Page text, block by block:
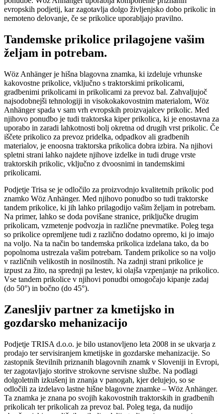
evropskih podjetij, kar zagotavlja dolgo življenjsko dobo prikolic in
nemoteno delovanje, če se prikolice uporabljajo pravilno.
Tandemske prikolice prilagojene vašim
željam in potrebam.
Wöz Anhänger je hišna blagovna znamka, ki izdeluje vrhunske
kakovostne prikolice, vključno s traktorskimi prikolicami,
gradbenimi prikolicami in prikolicami za prevoz bal. Zahvaljujoč
najsodobnejši tehnologiji in visokokakovostnim materialom, Wöz
Anhänger spada v sam vrh evropskih proizvajalcev prikolic. Med
njihovo ponudbo je tudi traktorska kiper prikolica, ki je enostavna za
uporabo in zaradi lahkotnosti bolj okretna od drugih vrst prikolic. Če
iščete prikolico za prevoz pridelka, odpadkov ali gradbenih
materialov, je enoosna traktorska prikolica dobra izbira. Na njihovi
spletni strani lahko najdete njihove izdelke in tudi druge vrste
traktorskih prikolic, vključno z dvoosnimi in tandemskimi
prikolicami.
Podjetje Trisa se je odločilo za proizvodnjo kvalitetnih prikolic pod
znamko Wöz Anhänger. Med njihovo ponudbo so tudi traktorske
tandem prikolice, ki jih lahko prilagodijo vašim željam in potrebam.
Na primer, lahko se doda povišane stranice, priključke drugim
prikolicam, vzmetenje podvozja in različne pnevmatike. Poleg tega
so prikolice opremljene tudi z različno dodatno opremo, ki jo imajo
na voljo. Na ta način bo tandemska prikolica izdelana tako, da bo
popolnoma ustrezala vašim potrebam. Tandem prikolice so na voljo
v različnih velikostih in nosilnostih. Na zadnji strani prikolice je
izpust za žito, na sprednji pa lestev, ki olajša vzpenjanje na prikolico.
Vse tandem prikolice v njihovi ponudbi omogočajo kipanje zadaj
(do 50°) in bočno (do 45°).
Zanesljiv partner za kmetijsko in
gozdarsko mehanizacijo
Podjetje TRISA d.o.o. je bilo ustanovljeno leta 2008 in se ukvarja z
prodajo ter servisiranjem kmetijske in gozdarske mehanizacije. So
zastopnik številnih priznanih blagovnih znamk v Sloveniji in Evropi,
ter zagotavljajo storitve strokovne servisne službe. Na podlagi
dolgoletnih izkušenj in znanja v panogah, kjer delujejo, so se
odločili za izdelavo lastne hišne blagovne znamke – Wöz Anhänger.
Ta znamka je znana po svojih kakovostnih traktorskih in gradbenih
prikolicah ter prikolicah za prevoz bal. Poleg tega, da nudijo